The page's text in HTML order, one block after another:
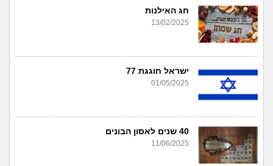
חג האילנות
13/02/2025
ישראל חוגגת 77
01/05/2025
40 שנים לאסון הבונים
11/06/2025